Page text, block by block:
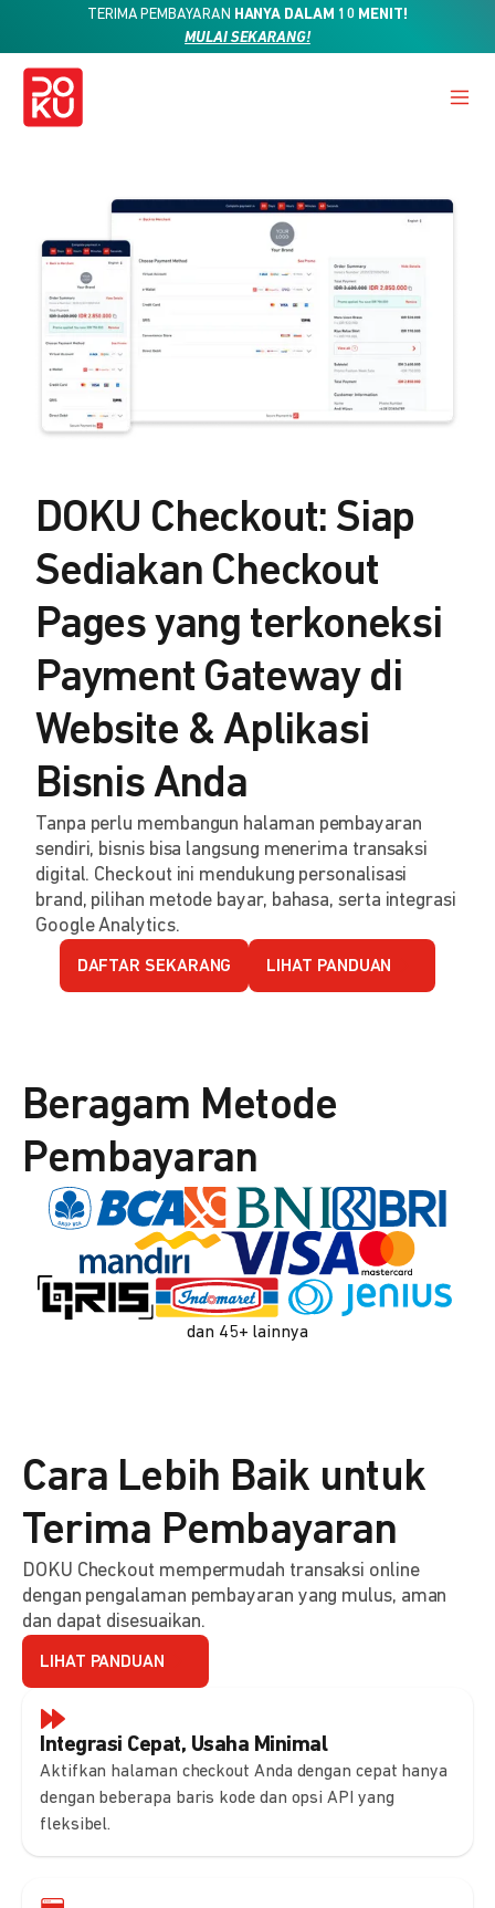
TERIMA PEMBAYARAN HANYA DALAM 10 MENIT!
MULAI SEKARANG!
DOKU Checkout: Siap
Sediakan Checkout
Pages yang terkoneksi
Payment Gateway di
Website & Aplikasi
Bisnis Anda
Tanpa perlu membangun halaman pembayaran
sendiri, bisnis bisa langsung menerima transaksi
digital. Checkout ini mendukung personalisasi
brand, pilihan metode bayar, bahasa, serta integrasi
Google Analytics.
DAFTAR SEKARANG LIHAT PANDUAN
Beragam Metode
Pembayaran
dan 45+ lainnya
Integrasi Cepat, Usaha Minimal
Aktifkan halaman checkout Anda dengan cepat hanya
dengan beberapa baris kode dan opsi API yang
fleksibel.
Cara Lebih Baik untuk
Terima Pembayaran
DOKU Checkout mempermudah transaksi online
dengan pengalaman pembayaran yang mulus, aman
dan dapat disesuaikan.
LIHAT PANDUAN